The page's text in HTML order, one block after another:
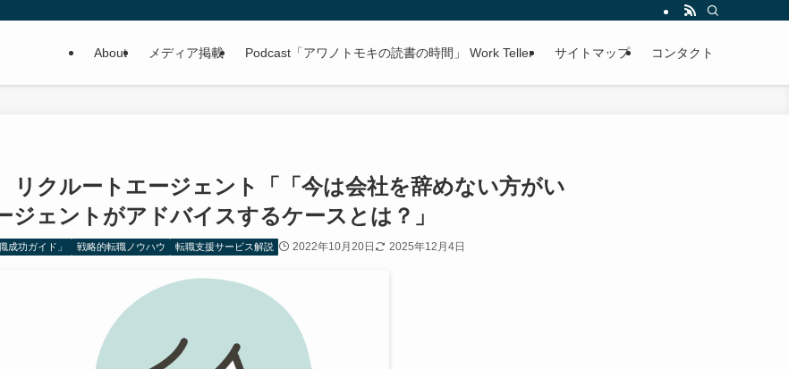
About メディア掲載 Podcast「アワノトモキの読書の時間」 Work Teller サイトマップ コンタクト
クルートエージェント「「今は会社を辞めない方がい
ジェントがアドバイスするケースとは？」
成功ガイド」 戦略的転職ノウハウ 転職支援サービス解説 2022年10月20日 2025年12月4日